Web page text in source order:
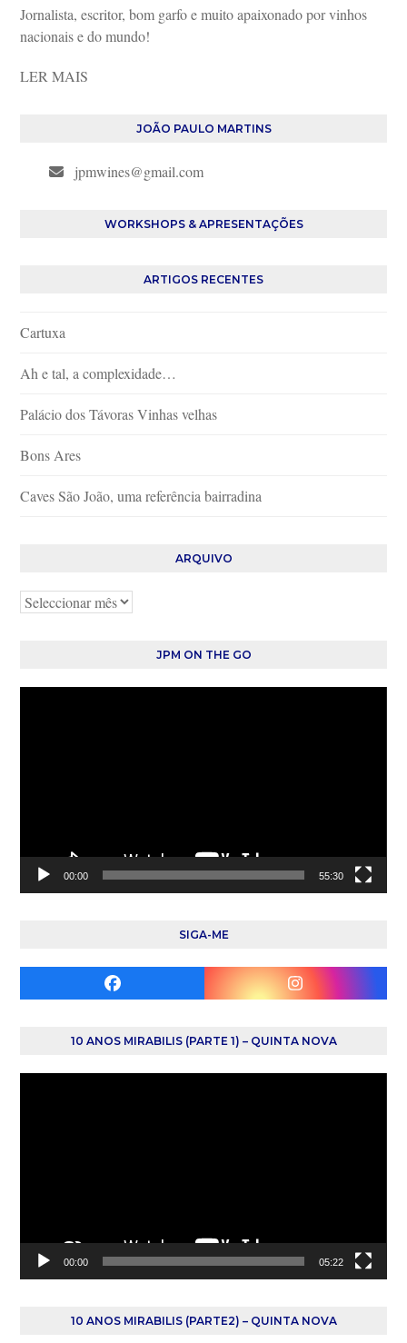
Jornalista, escritor, bom garfo e muito apaixonado por vinhos
nacionais e do mundo!
LER MAIS
JOÃO PAULO MARTINS
jpmwines@gmail.com
WORKSHOPS & APRESENTAÇÕES
ARTIGOS RECENTES
Cartuxa
Ah e tal, a complexidade…
Palácio dos Távoras Vinhas velhas
Bons Ares
Caves São João, uma referência bairradina
ARQUIVO
Arquivo
JPM ON THE GO
00:00 55:30
SIGA-ME
Facebook Instagram
10 ANOS MIRABILIS (PARTE 1) – QUINTA NOVA
00:00 05:22
10 ANOS MIRABILIS (PARTE2) – QUINTA NOVA